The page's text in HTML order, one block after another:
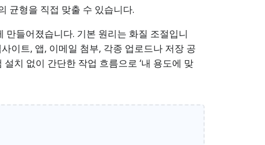
균형을 직접 맞출 수 있습니다.
들어졌습니다. 기본 원리는 화질 조절입니
이트, 앱, 이메일 첨부, 각종 업로드나 저장 공
치 없이 간단한 작업 흐름으로 ‘내 용도에 맞